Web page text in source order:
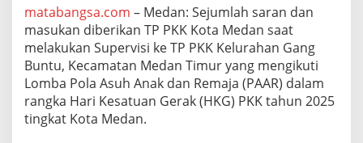
i
S
u
p
e
r
v
i
matabangsa.com – Medan: Sejumlah saran dan
masukan diberikan TP PKK Kota Medan saat
melakukan Supervisi ke TP PKK Kelurahan Gang
Buntu, Kecamatan Medan Timur yang mengikuti
Lomba Pola Asuh Anak dan Remaja (PAAR) dalam
rangka Hari Kesatuan Gerak (HKG) PKK tahun 2025
tingkat Kota Medan.